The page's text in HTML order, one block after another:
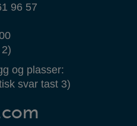
96 57
og plasser:
svar tast 3)